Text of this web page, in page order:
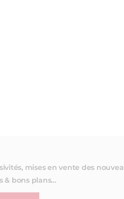
mises en vente des
& bons plans…